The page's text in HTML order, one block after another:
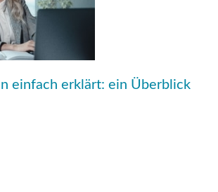
einfach erklärt: ein Überblick